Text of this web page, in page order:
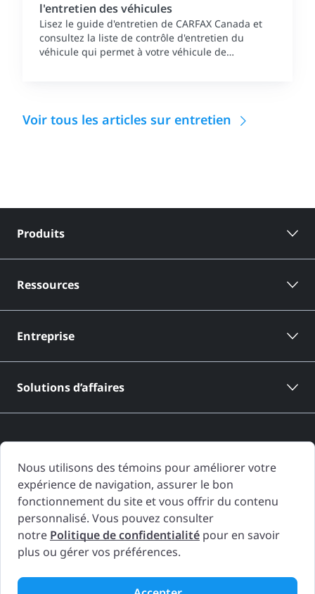
l'entretien des véhicules
Lisez le guide d'entretien de CARFAX Canada et
consultez la liste de contrôle d'entretien du
véhicule qui permet à votre véhicule de
Voir tous les articles sur entretien
Produits
Ressources
Entreprise
Solutions d’affaires
Les rapports d'historique de véhicule de CARFAX Canada sont basés
uniquement sur l'information fournie à CARFAX Canada et disponible à
la date de génération du rapport d'historique de véhicule. D'autres
informations concernant le véhicule, y compris les problèmes, peuvent
ne pas avoir été rapportées à CARFAX Canada. Utilisez le Rapport
d'une inspection du véhicule et d'un essai routier, afin de prendre une
Nous utilisons des témoins pour améliorer votre
expérience de navigation, assurer le bon
fonctionnement du site et vous offrir du contenu
personnalisé. Vous pouvez consulter
notre Politique de confidentialité pour en savoir
plus ou gérer vos préférences.